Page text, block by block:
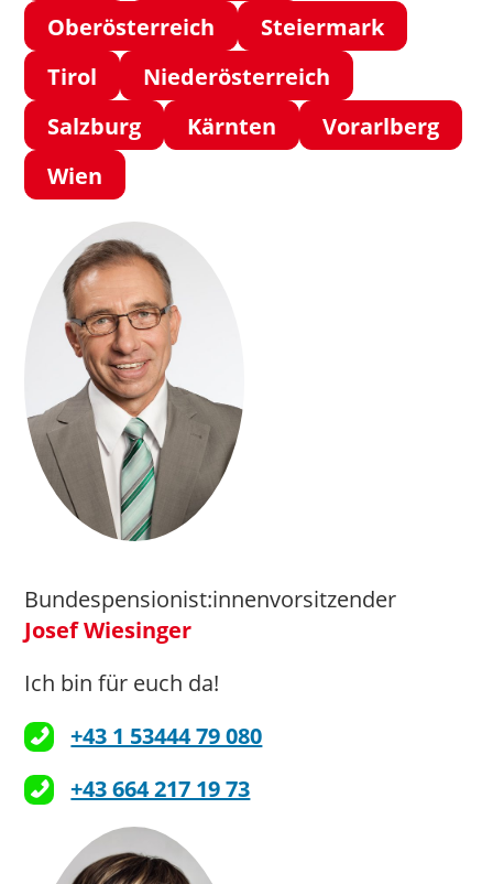
Oberösterreich
Steiermark
Tirol
Niederösterreich
Salzburg
Kärnten
Vorarlberg
Wien
Bundespensionist:innenvorsitzender
Josef Wiesinger
Ich bin für euch da!
+43 1 53444 79 080
+43 664 217 19 73